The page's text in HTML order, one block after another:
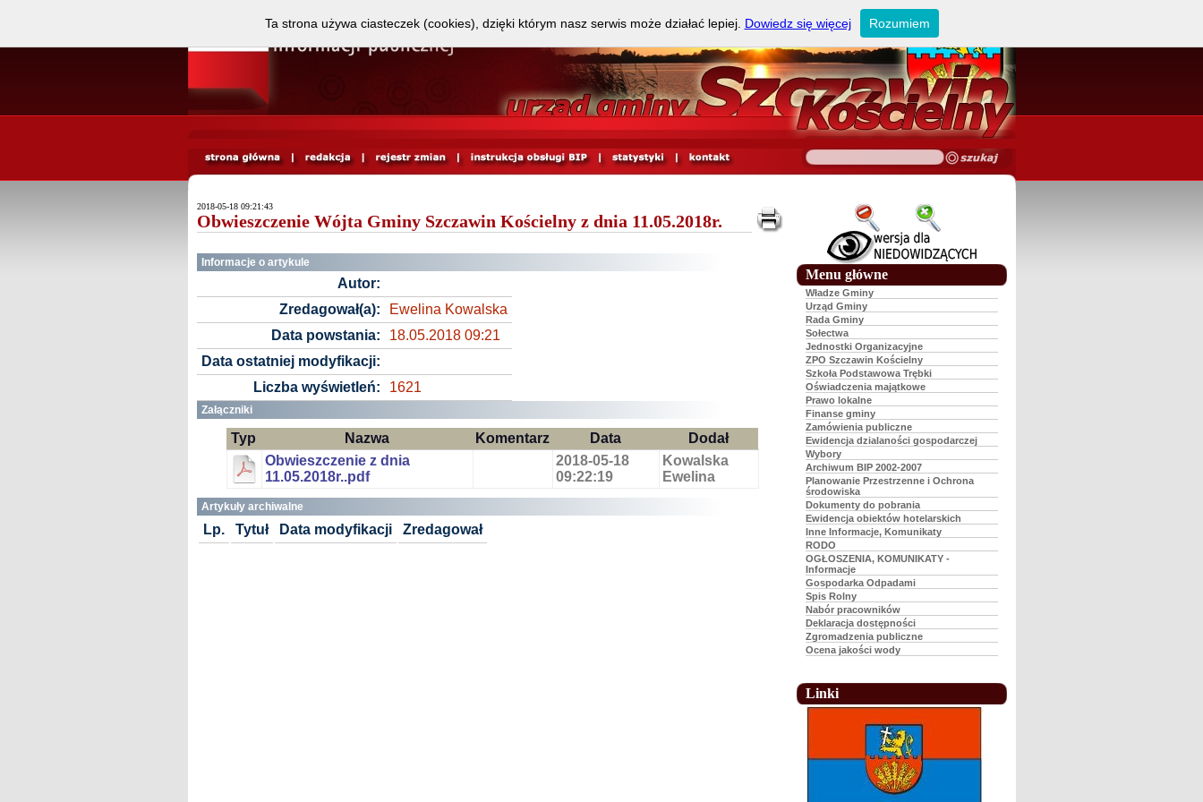
2018-05-18 09:21:43
Obwieszczenie Wójta Gminy Szczawin Kościelny z dnia 11.05.2018r.
Informacje o artykule
Autor:
Zredagował(a):
Ewelina Kowalska
Data powstania:
18.05.2018 09:21
Data ostatniej modyfikacji:
Liczba wyświetleń:
1621
Załączniki
Typ Nazwa Komentarz Data
Dodał
Obwieszczenie z dnia
11.05.2018r..pdf
2018-05-18
09:22:19
Kowalska
Ewelina
Artykuły archiwalne
Lp. Tytuł Data modyfikacji Zredagował
Menu główne
Władze Gminy
Urząd Gminy
Rada Gminy
Sołectwa
Jednostki Organizacyjne
ZPO Szczawin Kościelny
Szkoła Podstawowa Trębki
Oświadczenia majątkowe
Prawo lokalne
Finanse gminy
Zamówienia publiczne
Ewidencja dzialaności gospodarczej
Wybory
Archiwum BIP 2002-2007
Planowanie Przestrzenne i Ochrona
środowiska
Dokumenty do pobrania
Ewidencja obiektów hotelarskich
Inne Informacje, Komunikaty
RODO
OGŁOSZENIA, KOMUNIKATY -
Informacje
Gospodarka Odpadami
Spis Rolny
Nabór pracowników
Deklaracja dostępności
Zgromadzenia publiczne
Ocena jakości wody
Linki
Ta strona używa ciasteczek (cookies), dzięki którym nasz serwis może działać lepiej. Dowiedz się więcej Rozumiem